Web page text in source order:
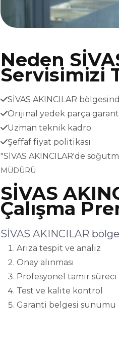
Neden
Servisimizi
SİVAS AKINCILAR
Orijinal yedek parça
Uzman teknik kadro
Şeffaf fiyat politikası
"SİVAS AKINCILAR'de
MÜDÜRÜ
SİVAS
Çalışma
SİVAS AKINCILAR
Arıza tespit ve analiz
Onay alınması
Profesyonel tamir süreci
Test ve kalite kontrol
Garanti belgesi sunumu